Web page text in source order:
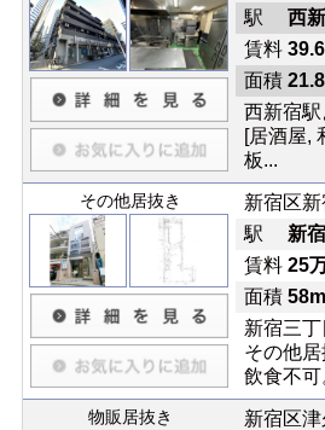
駅 西
賃料
面積
西新宿
[居酒屋,
板...
その他居抜き
新宿区新
駅 新
賃料 25
面積
新宿三丁
その他居
飲食不
物販居抜き
新宿区